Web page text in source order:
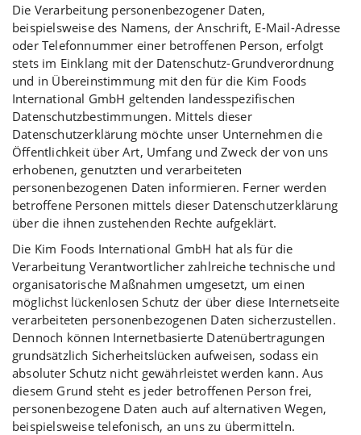
Die Verarbeitung personenbezogener Daten,
beispielsweise des Namens, der Anschrift, E-Mail-Adresse
oder Telefonnummer einer betroffenen Person, erfolgt
stets im Einklang mit der Datenschutz-Grundverordnung
und in Übereinstimmung mit den für die Kim Foods
International GmbH geltenden landesspezifischen
Datenschutzbestimmungen. Mittels dieser
Datenschutzerklärung möchte unser Unternehmen die
Öffentlichkeit über Art, Umfang und Zweck der von uns
erhobenen, genutzten und verarbeiteten
personenbezogenen Daten informieren. Ferner werden
betroffene Personen mittels dieser Datenschutzerklärung
über die ihnen zustehenden Rechte aufgeklärt.
Die Kim Foods International GmbH hat als für die
Verarbeitung Verantwortlicher zahlreiche technische und
organisatorische Maßnahmen umgesetzt, um einen
möglichst lückenlosen Schutz der über diese Internetseite
verarbeiteten personenbezogenen Daten sicherzustellen.
Dennoch können Internetbasierte Datenübertragungen
grundsätzlich Sicherheitslücken aufweisen, sodass ein
absoluter Schutz nicht gewährleistet werden kann. Aus
diesem Grund steht es jeder betroffenen Person frei,
personenbezogene Daten auch auf alternativen Wegen,
beispielsweise telefonisch, an uns zu übermitteln.